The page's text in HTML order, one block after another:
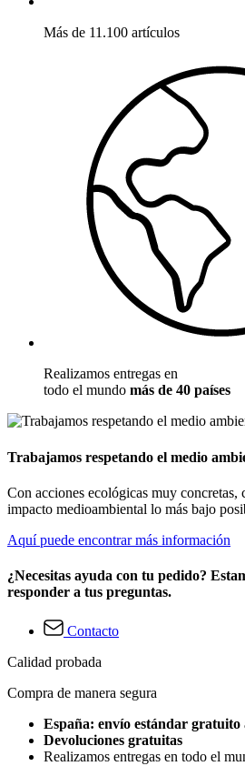
Más de 11.100 artículos
Realizamos entregas en
todo el mundo más de 40 países
Trabajamos respetando el medio
Con acciones ecológicas muy concretas,
impacto medioambiental lo más bajo
Aquí puede encontrar más información
¿Necesitas ayuda con tu pedido?
responder a tus preguntas.
Contacto
Calidad probada
Compra de manera segura
España: envío estándar gratuito
Devoluciones gratuitas
Realizamos entregas en todo el